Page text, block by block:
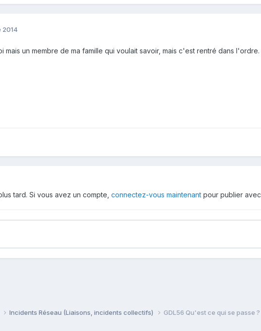
2014
mais un membre de ma famille qui voulait savoir, mais c'est rentré dans l'ordre.
tard. Si vous avez un compte, connectez-vous maintenant pour publier
Incidents Réseau (Liaisons, incidents collectifs) GDL56 Qu'est ce qui se passe ?